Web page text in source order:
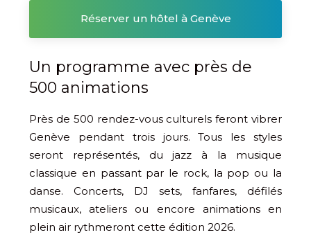
Réserver un hôtel à Genève
Un programme avec près de
500 animations
Près de 500 rendez-vous culturels feront vibrer
Genève pendant trois jours. Tous les styles
seront représentés, du jazz à la musique
classique en passant par le rock, la pop ou la
danse. Concerts, DJ sets, fanfares, défilés
musicaux, ateliers ou encore animations en
plein air rythmeront cette édition 2026.